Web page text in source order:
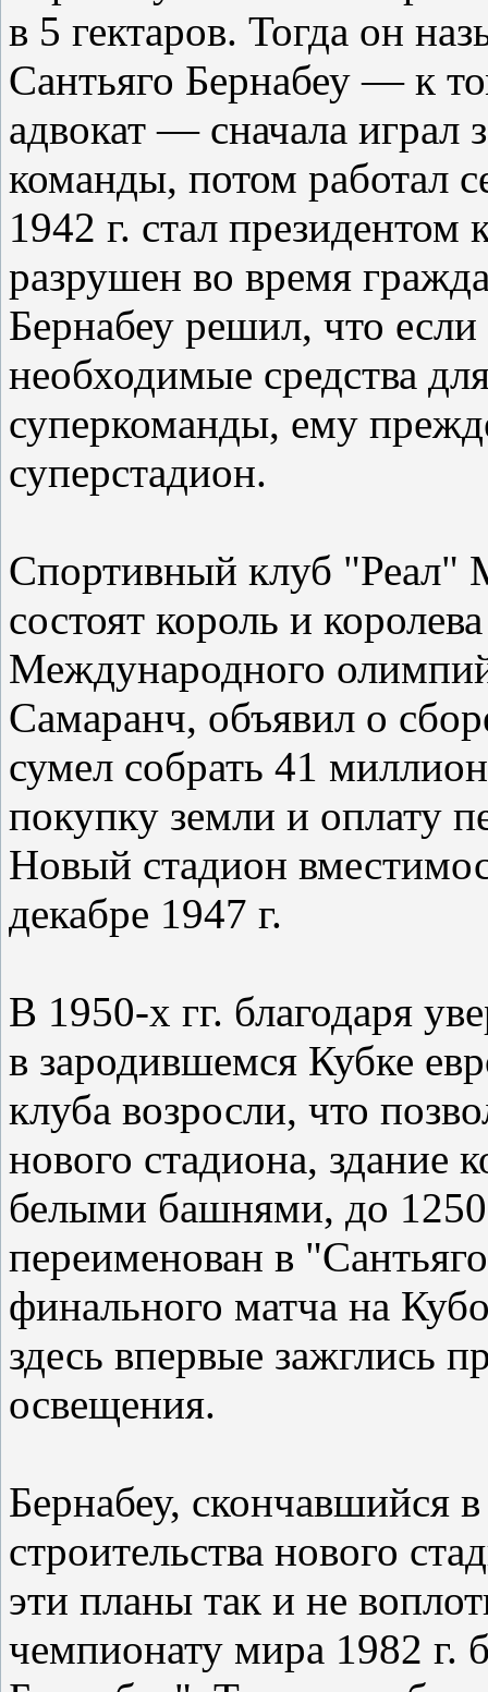
в 5 гектаров. Тогда он
Сантьяго Бернабеу — к
адвокат — сначала играл
команды, потом работал
1942 г. стал
разрушен во время
Бернабеу решил, что если
необходимые средства
суперкоманды, ему
суперстадион.
Спортивный клуб "Реал"
состоят король и
Международного
Самаранч, объявил о
сумел собрать 41
покупку земли и оплату
Новый стадион
декабре 1947 г.
В 1950-х гг. благодаря
в зародившемся Кубке
клуба возросли, что
нового стадиона, здание
белыми башнями, до
переименован в
финального матча на
здесь впервые зажглись
освещения.
Бернабеу, скончавшийся
строительства нового
эти планы так и не
чемпионату мира 1982 г.